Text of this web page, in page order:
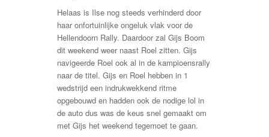
Helaas is Ilse nog steeds verhinderd door
haar onfortuinlijke ongeluk vlak voor de
Hellendoorn Rally. Daardoor zal Gijs Boom
dit weekend weer naast Roel zitten. Gijs
navigeerde Roel ook al in de kampioensrally
naar de titel. Gijs en Roel hebben in 1
wedstrijd een indrukwekkend ritme
opgebouwd en hadden ook de nodige lol in
de auto dus was de keus snel gemaakt om
met Gijs het weekend tegemoet te gaan.